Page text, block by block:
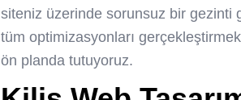
siteniz üzerinde sorunsuz bir gezinti
tüm optimizasyonları
ön planda tutuyoruz.